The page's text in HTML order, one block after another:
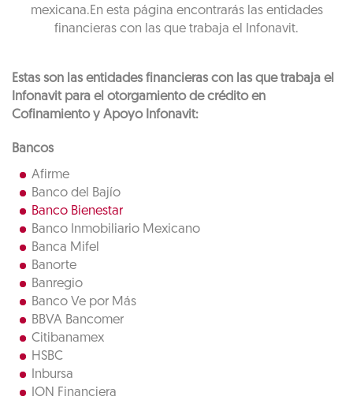
mexicana.En esta página encontrarás las entidades
financieras con las que trabaja el Infonavit.
Estas son las entidades financieras con las que trabaja el
Infonavit para el otorgamiento de crédito en
Cofinamiento y Apoyo Infonavit:
Bancos
Afirme
Banco del Bajío
Banco Bienestar
Banco Inmobiliario Mexicano
Banca Mifel
Banorte
Banregio
Banco Ve por Más
BBVA Bancomer
Citibanamex
HSBC
Inbursa
ION Financiera